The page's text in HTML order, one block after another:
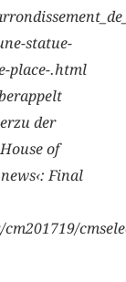
statue-
place-.html
der
of
Final